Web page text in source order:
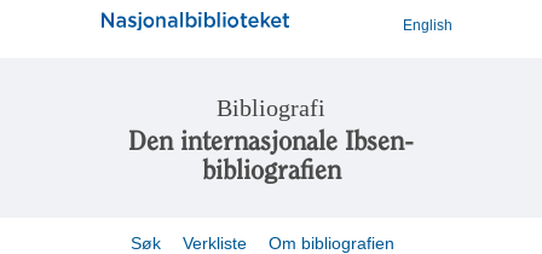
English
Bibliografi
Den internasjonale Ibsen-
bibliografien
Søk Verkliste Om bibliografien